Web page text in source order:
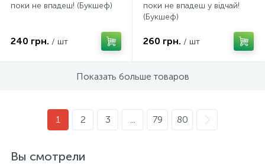
поки не впадеш! (Букшеф)
240 грн. / шт
поки не впадеш у відчай!
(Букшеф)
260 грн. / шт
Показать больше товаров
1 2 3 ... 79 80
Вы смотрели